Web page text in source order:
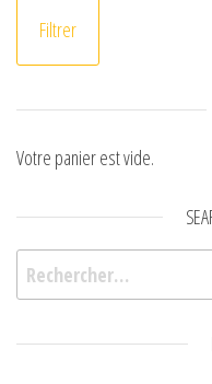
Filtrer
Votre panier est vide.
Rechercher :